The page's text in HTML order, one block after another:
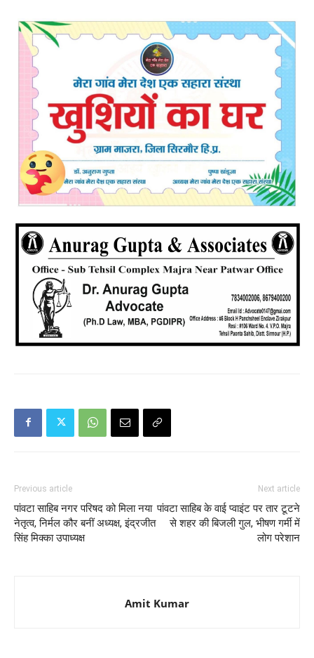
Previous article
पांवटा साहिब नगर परिषद को मिला नया
नेतृत्व, निर्मल कौर बनीं अध्यक्ष, इंद्रजीत
सिंह मिक्का उपाध्यक्ष
Next article
पांवटा साहिब के वाई प्वाइंट पर तार टूटने
से शहर की बिजली गुल, भीषण गर्मी में
लोग परेशान
Amit Kumar